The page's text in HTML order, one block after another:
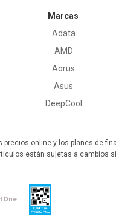
Marcas
Adata
AMD
Aorus
Asus
DeepCool
online y los planes de
están sujetas a cambios